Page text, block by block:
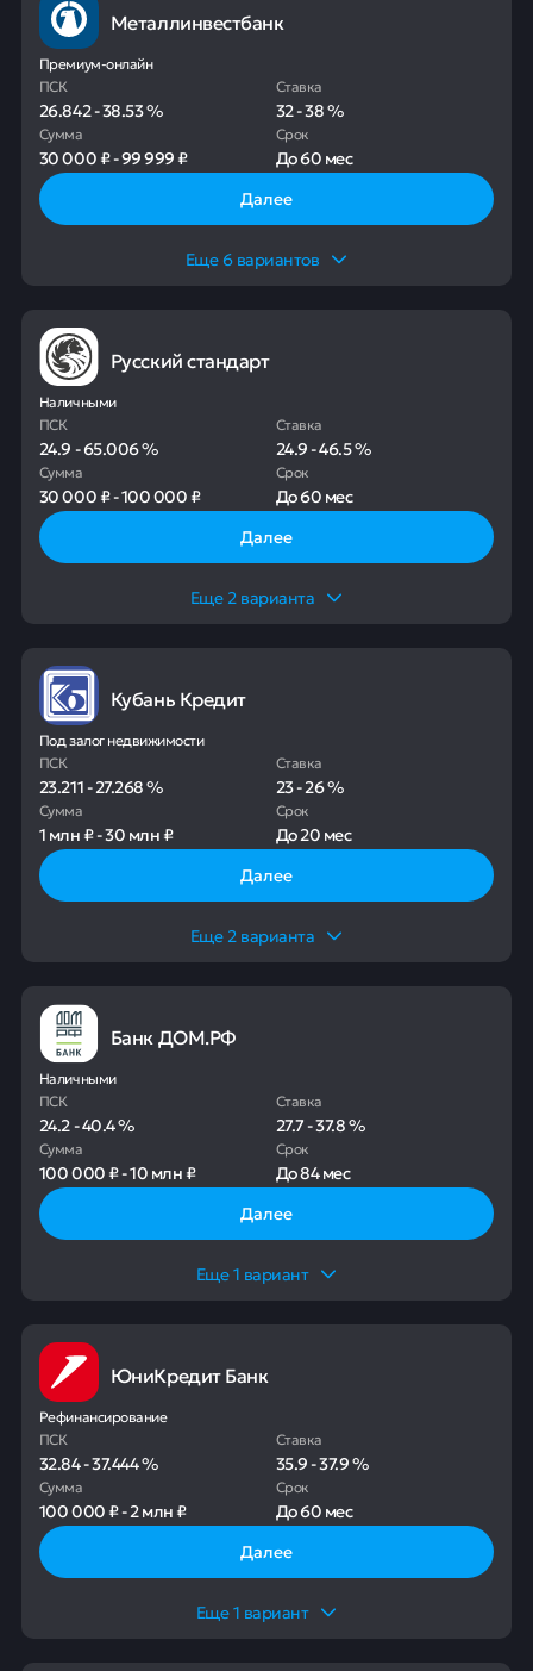
Металлинвестбанк
Премиум-онлайн
ПСК
26.842-38.53%
Ставка
32-38%
Сумма
30 000 ₽-99 999 ₽
Срок
До60 мес
Далее
Еще6 вариантов
Русский стандарт
Наличными
ПСК
24.9-65.006%
Ставка
24.9-46.5%
Сумма
30 000 ₽-100 000 ₽
Срок
До60 мес
Далее
Еще2 варианта
Кубань Кредит
Под залог недвижимости
ПСК
23.211-27.268%
Ставка
23-26%
Сумма
1 млн ₽-30 млн ₽
Срок
До20 мес
Далее
Еще2 варианта
Банк ДОМ.РФ
Наличными
ПСК
24.2-40.4%
Ставка
27.7-37.8%
Сумма
100 000 ₽-10 млн ₽
Срок
До84 мес
Далее
Еще1 вариант
ЮниКредит Банк
Рефинансирование
ПСК
32.84-37.444%
Ставка
35.9-37.9%
Сумма
100 000 ₽-2 млн ₽
Срок
До60 мес
Далее
Еще1 вариант